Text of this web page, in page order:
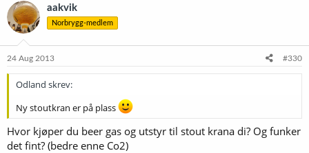
aakvik
Norbrygg-medlem
24 Aug 2013 #330
Odland skrev:
Ny stoutkran er på plass
Hvor kjøper du beer gas og utstyr til stout krana di? Og funker
det fint? (bedre enne Co2)